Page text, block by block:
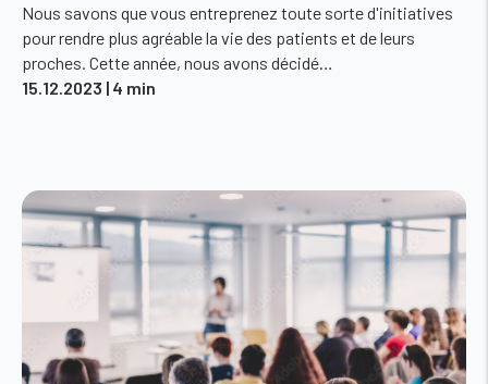
Nous savons que vous entreprenez toute sorte d'initiatives
pour rendre plus agréable la vie des patients et de leurs
proches. Cette année, nous avons décidé…
15.12.2023 | 4 min